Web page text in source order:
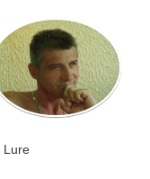
Lure